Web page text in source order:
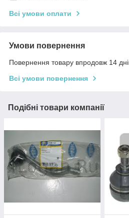
Всі умови оплати
Умови повернення
Повернення товару впродовж 14
Всі умови повернення
Подібні товари компанії